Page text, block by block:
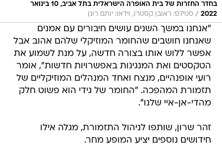
בחדר החזרות של בית האופרה הישראלית בתל אביב, 10 בינואר
2022
/ סטילס: ראובן קסטרו, וידאו: יותם רונן
"אנחנו במשך השנים עושים חיבורים עם אמנים
שאנחנו חושבים שהחומר המוזיקלי שלהם אהוב אבל
אפשר ללוש אותו בצורה חדשה, על מנת לשמוע את
הטקסטים ואת המנגינות באפשרויות חדשות", אומר
רועי אופנהיים, מנצח ואחד המנהלים המוזיקליים של
תזמורת המהפכה. "החומר של גידי הוא פשוט חלק
מהדי-אן-איי שלנו".
זהר שרון, שותפו לניהול התזמורת, מגלה אילו
חידושים נוספים יציע המופע מחר.